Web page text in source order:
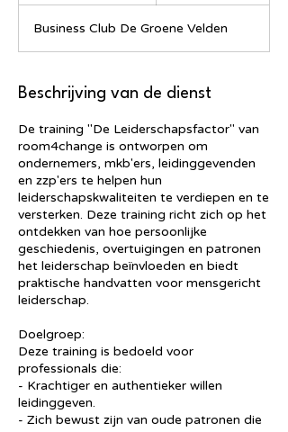
e
l
e
Business Club De Groene Velden
Beschrijving van de dienst
De training "De Leiderschapsfactor" van
room4change is ontworpen om
ondernemers, mkb'ers, leidinggevenden
en zzp'ers te helpen hun
leiderschapskwaliteiten te verdiepen en te
versterken. Deze training richt zich op het
ontdekken van hoe persoonlijke
geschiedenis, overtuigingen en patronen
het leiderschap beïnvloeden en biedt
praktische handvatten voor mensgericht
leiderschap.
Doelgroep:
Deze training is bedoeld voor
professionals die:
- Krachtiger en authentieker willen
leidinggeven.
- Zich bewust zijn van oude patronen die